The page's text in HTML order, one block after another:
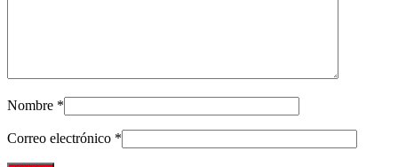
Nombre *
Correo electrónico *